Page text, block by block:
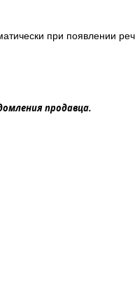
при появлении
продавца.